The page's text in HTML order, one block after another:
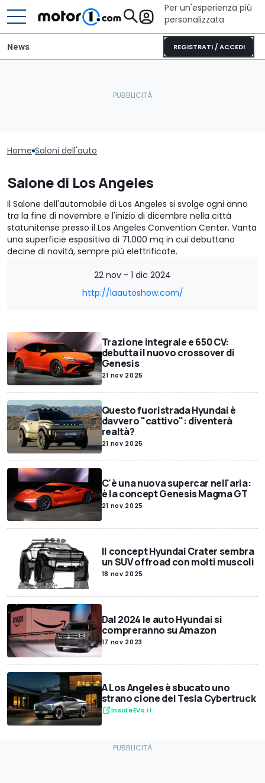
Per un'esperienza più
personalizzata
REGISTRATI / ACCEDI
News
Home Saloni dell'auto
Salone di Los Angeles
Il Salone dell'automobile di Los Angeles si svolge ogni anno
tra la fine di novembre e l'inizio di dicembre nella città
statunitense presso il Los Angeles Convention Center. Vanta
una superficie espositiva di 71.000 mq in cui debuttano
decine di novità, sempre più elettrificate.
22 nov - 1 dic 2024
http://laautoshow.com/
Trazione integrale e 650 CV:
debutta il nuovo crossover di
Genesis
21 nov 2025
Questo fuoristrada Hyundai è
davvero "cattivo": diventerà
realtà?
21 nov 2025
C'è una nuova supercar nell'aria:
è la concept Genesis Magma GT
21 nov 2025
Il concept Hyundai Crater sembra
un SUV offroad con molti muscoli
18 nov 2025
Dal 2024 le auto Hyundai si
compreranno su Amazon
17 nov 2023
A Los Angeles è sbucato uno
strano clone del Tesla Cybertruck
InsideEVs.it